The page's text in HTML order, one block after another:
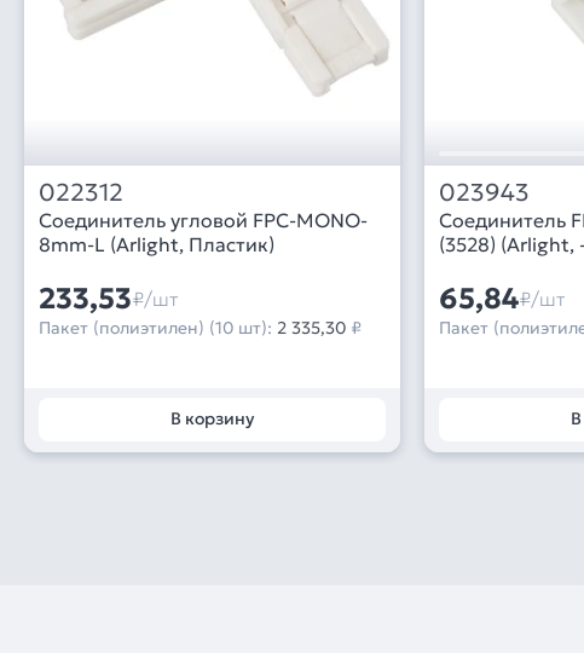
022312
Соединитель угловой FPC-MONO-
8mm-L (Arlight, Пластик)
233,53₽/шт
Пакет (полиэтилен) (10 шт): 2 335,30 ₽
В корзину
023943
Соединитель
(3528) (Arlight,
65,84₽/шт
Пакет